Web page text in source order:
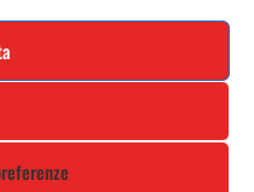
e rimani